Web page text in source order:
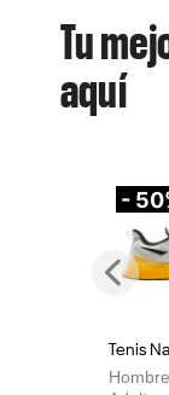
Tu
aquí
-
Tenis
Hombre
Previous